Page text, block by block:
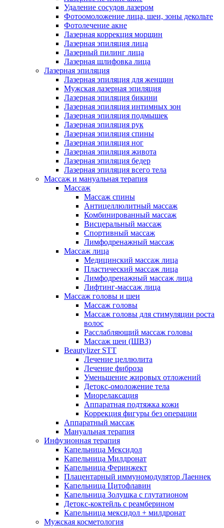
Удаление сосудов лазером
Фотоомоложение лица, шеи, зоны декольте
Фотолечение акне
Лазерная коррекция морщин
Лазерная эпиляция лица
Лазерный пилинг лица
Лазерная шлифовка лица
Лазерная эпиляция
Лазерная эпиляция для женщин
Мужская лазерная эпиляция
Лазерная эпиляция бикини
Лазерная эпиляция интимных зон
Лазерная эпиляция подмышек
Лазерная эпиляция рук
Лазерная эпиляция спины
Лазерная эпиляция ног
Лазерная эпиляция живота
Лазерная эпиляция бедер
Лазерная эпиляция всего тела
Массаж и мануальная терапия
Массаж
Массаж спины
Антицеллюлитный массаж
Комбинированный массаж
Висцеральный массаж
Спортивный массаж
Лимфодренажный массаж
Массаж лица
Медицинский массаж лица
Пластический массаж лица
Лимфодренажный массаж лица
Лифтинг-массаж лица
Массаж головы и шеи
Массаж головы
Массаж головы для стимуляции роста
волос
Расслабляющий массаж головы
Массаж шеи (ШВЗ)
Beautylizer STT
Лечение целлюлита
Лечение фиброза
Уменьшение жировых отложений
Детокс-омоложение тела
Миорелаксация
Аппаратная подтяжка кожи
Коррекция фигуры без операции
Аппаратный массаж
Мануальная терапия
Инфузионная терапия
Капельница Мексидол
Капельница Милдронат
Капельница Феринжект
Плацентарный иммуномодулятор Лаеннек
Капельница Цитофлавин
Капельница Золушка с глутатионом
Детокс-коктейль с реамберином
Капельница мексидол + милдронат
Мужская косметология